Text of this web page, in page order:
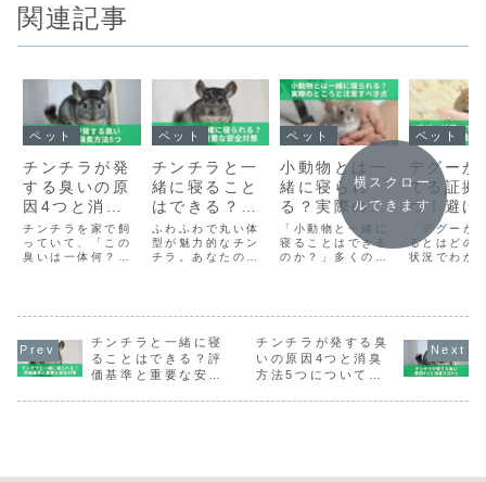
関連記事
ペット
チンチラが発
する臭いの原
因4つと消臭
方法5つにつ
いて解説
チンチラを家で飼
っていて、「この
臭いは一体何？」
このような疑問に
お答えします。本
記事では、次の3
つのポイントを解
ペット
チンチラと一
緒に寝ること
はできる？評
価基準と重要
な安全対策を
解説
ふわふわで丸い体
型が魅力的なチン
チラ。あなたの家
ている方もいるで
しょう。この記事
では、次の3つの
ポイントについて
ペット
小動物とは一
緒に寝られ
る？実際のと
ころと注意す
べき点を徹底
解説！
「小動物と一緒に
寝ることはできる
のか？」多くの人
ントを詳しく解説
していきます。 小
動物と一緒に寝る
ことは可能か 寝る
ペット
デグーが
てる証拠
つ！避け
き行動
対処法を
に解説
「デグーが
るとはどの
状況でわか
ーが懐いて
な証拠5つ
くまでのプ
横スクロー
ルできます
チンチラと一緒に寝
ることはできる？評
価基準と重要な安全
チンチラが発する臭
いの原因4つと消臭
方法5つについて解